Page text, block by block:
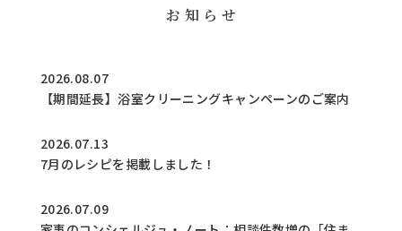
お知らせ
2026.08.07
【期間延長】浴室クリーニングキャンペーンのご案内
2026.07.13
7月のレシピを掲載しました！
2026.07.09